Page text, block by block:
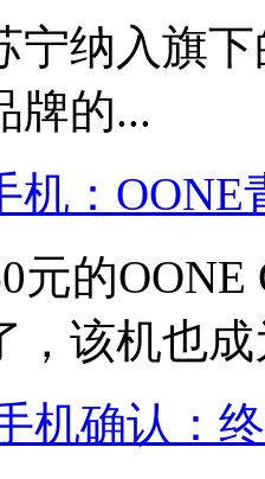
宁纳入旗
牌的...
机：OONE
元的
，该机也成
机确认：